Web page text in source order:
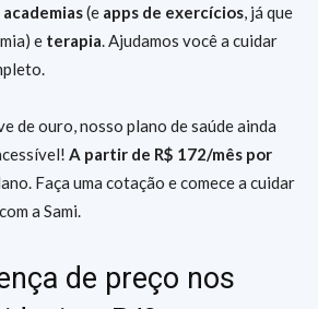
academias(e apps de exercícios, já que
e terapia. Ajudamos você a cuidar
de ouro, nosso plano de saúde ainda
A partir de R$ 172/mês por
Faça uma cotação e comece a cuidar
a Sami.
de preço nos